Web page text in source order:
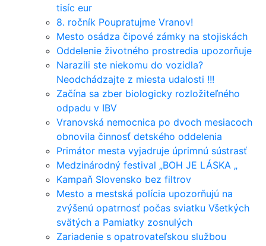
tisíc eur
8. ročník Poupratujme Vranov!
Mesto osádza čipové zámky na stojiskách
Oddelenie životného prostredia upozorňuje
Narazili ste niekomu do vozidla?
Neodchádzajte z miesta udalosti !!!
Začína sa zber biologicky rozložiteľného
odpadu v IBV
Vranovská nemocnica po dvoch mesiacoch
obnovila činnosť detského oddelenia
Primátor mesta vyjadruje úprimnú sústrasť
Medzinárodný festival „BOH JE LÁSKA „
Kampaň Slovensko bez filtrov
Mesto a mestská polícia upozorňujú na
zvýšenú opatrnosť počas sviatku Všetkých
svätých a Pamiatky zosnulých
Zariadenie s opatrovateľskou službou